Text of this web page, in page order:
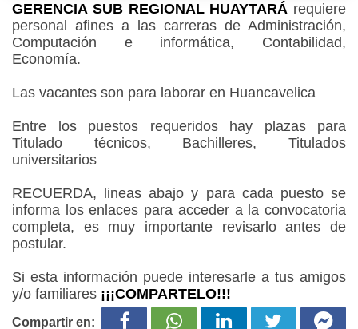
GERENCIA SUB REGIONAL HUAYTARÁ requiere
personal afines a las carreras de Administración,
Computación e informática, Contabilidad,
Economía.
Las vacantes son para laborar en Huancavelica
Entre los puestos requeridos hay plazas para
Titulado técnicos, Bachilleres, Titulados
universitarios
RECUERDA, lineas abajo y para cada puesto se
informa los enlaces para acceder a la convocatoria
completa, es muy importante revisarlo antes de
postular.
Si esta información puede interesarle a tus amigos
y/o familiares ¡¡¡COMPARTELO!!!
Compartir en: